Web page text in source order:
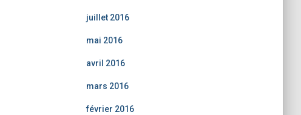
juillet 2016
mai 2016
avril 2016
mars 2016
février 2016